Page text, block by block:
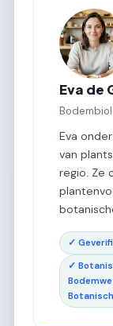
Eva de
Eva
van
regio. Ze
✓
✓